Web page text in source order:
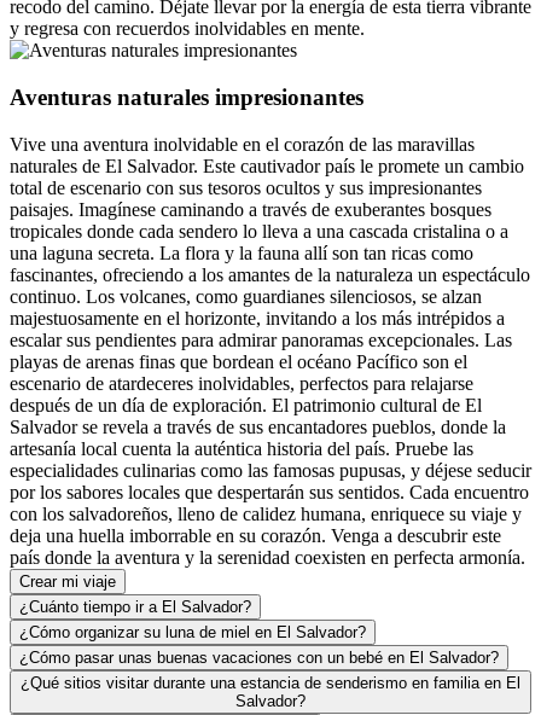
recodo del camino. Déjate llevar por la energía de esta tierra vibrante
y regresa con recuerdos inolvidables en mente.
Aventuras naturales impresionantes
Vive una aventura inolvidable en el corazón de las maravillas
naturales de El Salvador. Este cautivador país le promete un cambio
total de escenario con sus tesoros ocultos y sus impresionantes
paisajes. Imagínese caminando a través de exuberantes bosques
tropicales donde cada sendero lo lleva a una cascada cristalina o a
una laguna secreta. La flora y la fauna allí son tan ricas como
fascinantes, ofreciendo a los amantes de la naturaleza un espectáculo
continuo. Los volcanes, como guardianes silenciosos, se alzan
majestuosamente en el horizonte, invitando a los más intrépidos a
escalar sus pendientes para admirar panoramas excepcionales. Las
playas de arenas finas que bordean el océano Pacífico son el
escenario de atardeceres inolvidables, perfectos para relajarse
después de un día de exploración. El patrimonio cultural de El
Salvador se revela a través de sus encantadores pueblos, donde la
artesanía local cuenta la auténtica historia del país. Pruebe las
especialidades culinarias como las famosas pupusas, y déjese seducir
por los sabores locales que despertarán sus sentidos. Cada encuentro
con los salvadoreños, lleno de calidez humana, enriquece su viaje y
deja una huella imborrable en su corazón. Venga a descubrir este
país donde la aventura y la serenidad coexisten en perfecta armonía.
Crear mi viaje
¿Cuánto tiempo ir a El Salvador?
¿Cómo organizar su luna de miel en El Salvador?
¿Cómo pasar unas buenas vacaciones con un bebé en El Salvador?
¿Qué sitios visitar durante una estancia de senderismo en familia en El
Salvador?